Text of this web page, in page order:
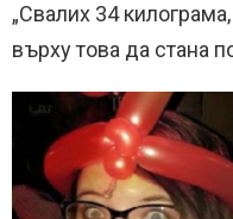
„Свалих 34
върху това да стана